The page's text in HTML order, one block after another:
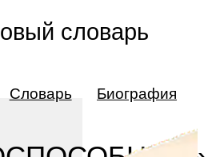
словарь
Словарь Биография